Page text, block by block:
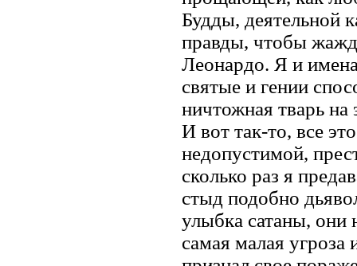
Будды, деятельной
правды, чтобы
Леонардо. Я и
святые и гении
ничтожная тварь
И вот так-то, все
недопустимой,
сколько раз я
стыд подобно
улыбка сатаны, они
самая малая